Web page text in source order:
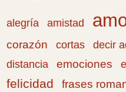
alegría amistad
corazón
cortas decir
distancia emociones
felicidad frases